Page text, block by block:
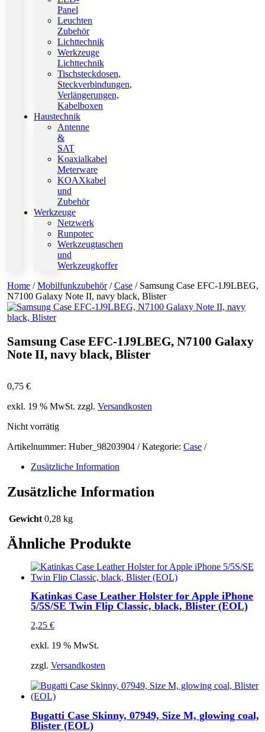
Panel
Leuchten
Zubehör
Lichttechnik
Werkzeuge
Lichttechnik
Tischsteckdosen,
Steckverbindungen,
Verlängerungen,
Kabelboxen
Haustechnik
Antenne
&
SAT
Koaxialkabel
Meterware
KOAXkabel
und
Zubehör
Werkzeuge
Netzwerk
Runpotec
Werkzeugtaschen
und
Werkzeugkoffer
Home /Mobilfunkzubehör/Case / Samsung Case EFC-1J9LBEG,
N7100 Galaxy Note II, navy black, Blister
Samsung Case EFC-1J9LBEG, N7100 Galaxy
Note II, navy black, Blister
0,75 €
exkl. 19 % MwSt. zzgl. Versandkosten
Nicht vorrätig
Artikelnummer: Huber_98203904 Kategorie: Case
Zusätzliche Information
Zusätzliche Information
Gewicht 0,28 kg
Ähnliche Produkte
Katinkas Case Leather Holster for Apple iPhone
5/5S/SE Twin Flip Classic, black, Blister (EOL)
2,25 €
exkl. 19 % MwSt.
zzgl. Versandkosten
Bugatti Case Skinny, 07949, Size M, glowing coal,
Blister (EOL)